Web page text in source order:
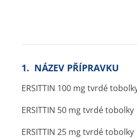
1. NÁZEV PŘÍPRAVKU
ERSITTIN 100 mg tvrdé
ERSITTIN 50 mg tvrdé tobolky
ERSITTIN 25 mg tvrdé tobolky